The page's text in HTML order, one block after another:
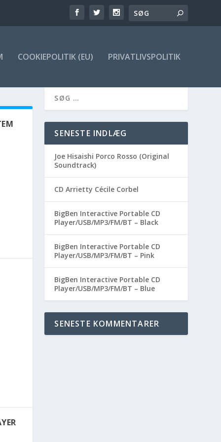
COOKIEPOLITIK (EU) PRIVATLIVSPOLITIK
SENESTE INDLÆG
Joe Hisaishi Porco Rosso (Original
Soundtrack)
CD Arrietty Cécile Corbel
BigBen Interactive Portable CD
Player/USB/MP3/FM/BT – Black
BigBen Interactive Portable CD
Player/USB/MP3/FM/BT – Pink
BigBen Interactive Portable CD
Player/USB/MP3/FM/BT – Blue
SENESTE KOMMENTARER